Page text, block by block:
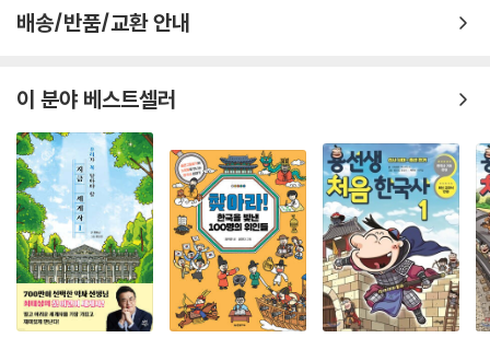
된 시민 혁명, 근대적 인식을 가져온 인종 차별 반대 운동, 약소국들의 민족
해방 운동, 과학 기술 혁명까지!
8권 『제국주의와 세계 대전』
[한눈에 쏙 세계사] 시리즈 여덟 번째 책. 인류 최대의 재앙이라 불리는 '세
계 대전'과 열강에서 시작된 식민지 건설 열풍을 다룹니다. 개정 교과서의
내용과 변경된 용어를 반영하여, 전쟁의 배경과 진행, 전후 처리의 상황까
지 골고루 정리했습니다.
9권 『냉전 체제와 현대 세계』
미국과 소련의 사상을 기준으로 세계가 둘로 나뉘어 경쟁하던 냉전 시대에
서부터 환경오염과 빈부 격차의 문제가 대두되기 시작한 현대 사회의 모습
까지 고루 담겨 있는 [한눈에 쏙 세계사] 시리즈 마지막 권. 아시아, 아프리
배송/반품/교환 안내
이 분야 베스트셀러